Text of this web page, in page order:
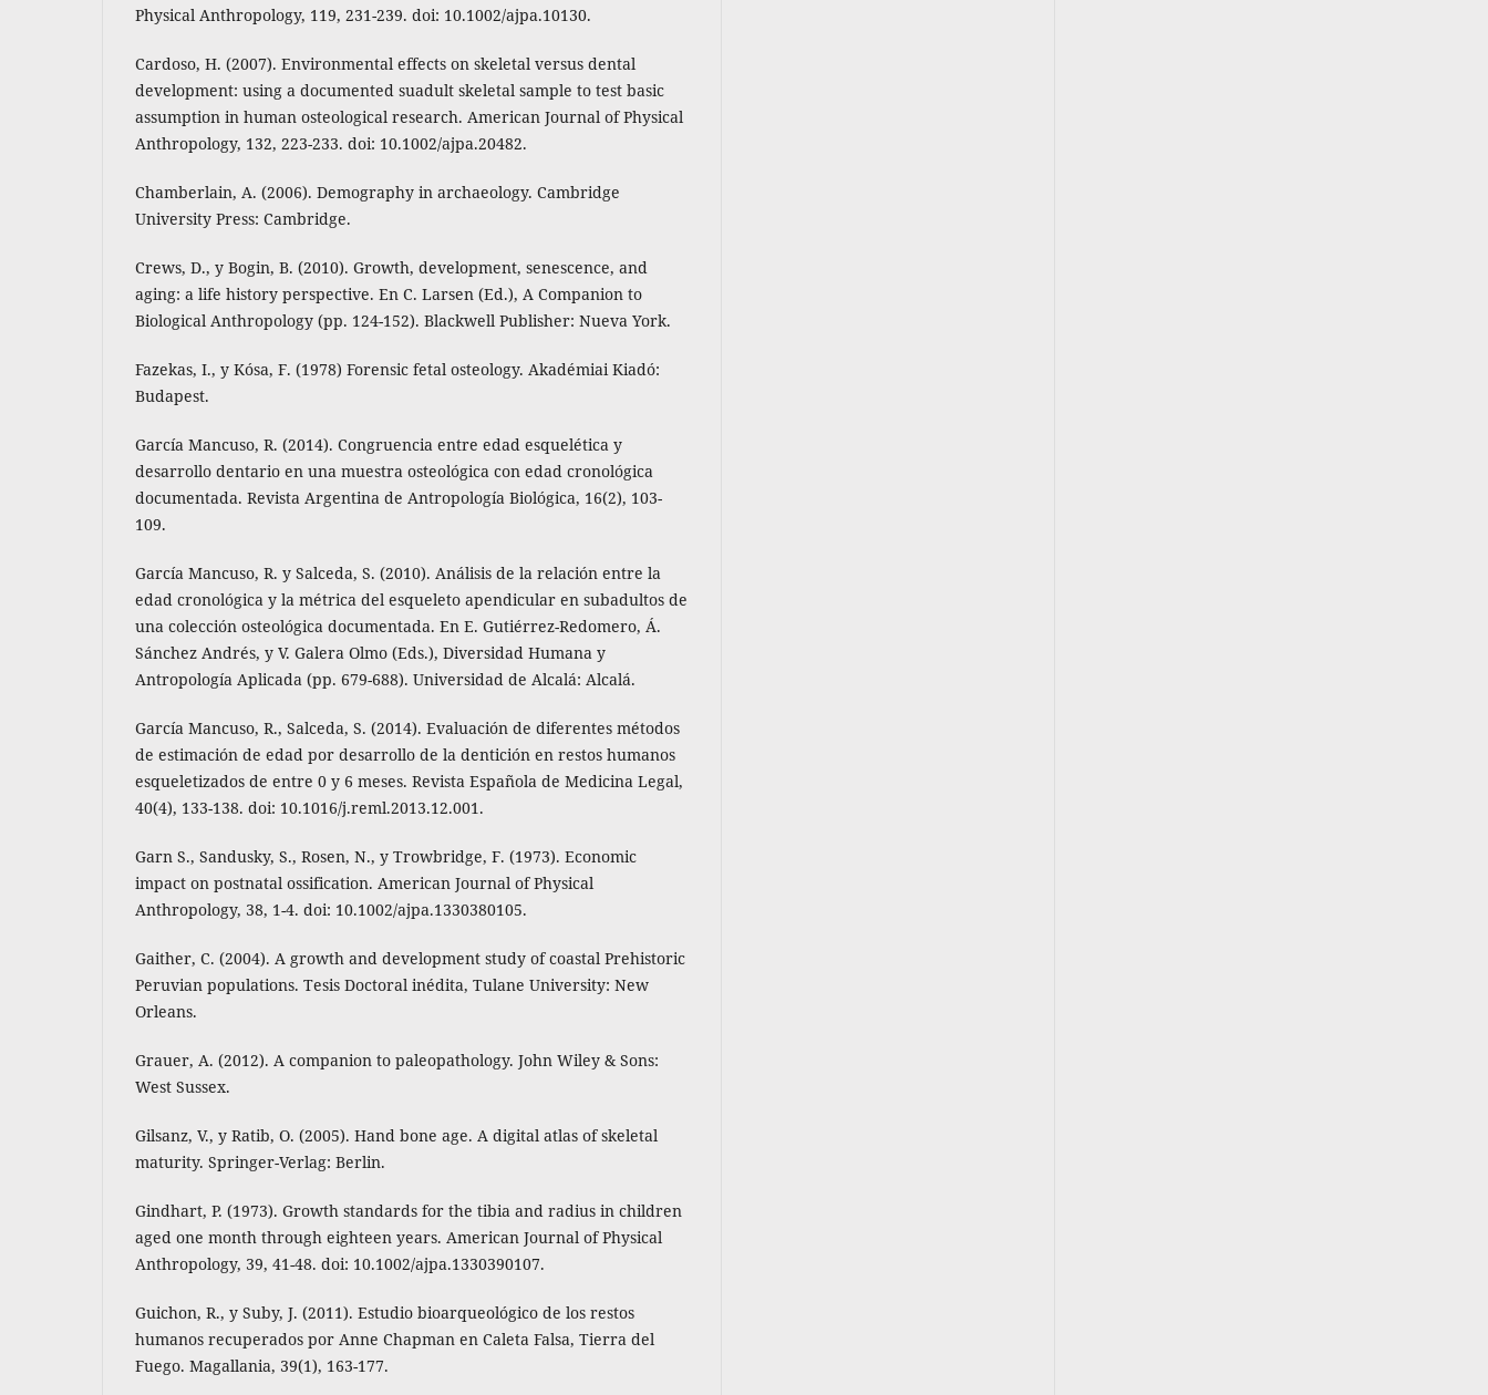
Physical Anthropology, 119, 231-239. doi: 10.1002/ajpa.10130.
Cardoso, H. (2007). Environmental effects on skeletal versus dental
development: using a documented suadult skeletal sample to test basic
assumption in human osteological research. American Journal of Physical
Anthropology, 132, 223-233. doi: 10.1002/ajpa.20482.
Chamberlain, A. (2006). Demography in archaeology. Cambridge
University Press: Cambridge.
Crews, D., y Bogin, B. (2010). Growth, development, senescence, and
aging: a life history perspective. En C. Larsen (Ed.), A Companion to
Biological Anthropology (pp. 124-152). Blackwell Publisher: Nueva York.
Fazekas, I., y Kósa, F. (1978) Forensic fetal osteology. Akadémiai Kiadó:
Budapest.
García Mancuso, R. (2014). Congruencia entre edad esquelética y
desarrollo dentario en una muestra osteológica con edad cronológica
documentada. Revista Argentina de Antropología Biológica, 16(2), 103-
109.
García Mancuso, R. y Salceda, S. (2010). Análisis de la relación entre la
edad cronológica y la métrica del esqueleto apendicular en subadultos de
una colección osteológica documentada. En E. Gutiérrez-Redomero, Á.
Sánchez Andrés, y V. Galera Olmo (Eds.), Diversidad Humana y
Antropología Aplicada (pp. 679-688). Universidad de Alcalá: Alcalá.
García Mancuso, R., Salceda, S. (2014). Evaluación de diferentes métodos
de estimación de edad por desarrollo de la dentición en restos humanos
esqueletizados de entre 0 y 6 meses. Revista Española de Medicina Legal,
40(4), 133-138. doi: 10.1016/j.reml.2013.12.001.
Garn S., Sandusky, S., Rosen, N., y Trowbridge, F. (1973). Economic
impact on postnatal ossification. American Journal of Physical
Anthropology, 38, 1-4. doi: 10.1002/ajpa.1330380105.
Gaither, C. (2004). A growth and development study of coastal Prehistoric
Peruvian populations. Tesis Doctoral inédita, Tulane University: New
Orleans.
Grauer, A. (2012). A companion to paleopathology. John Wiley & Sons:
West Sussex.
Gilsanz, V., y Ratib, O. (2005). Hand bone age. A digital atlas of skeletal
maturity. Springer-Verlag: Berlin.
Gindhart, P. (1973). Growth standards for the tibia and radius in children
aged one month through eighteen years. American Journal of Physical
Anthropology, 39, 41-48. doi: 10.1002/ajpa.1330390107.
Guichon, R., y Suby, J. (2011). Estudio bioarqueológico de los restos
humanos recuperados por Anne Chapman en Caleta Falsa, Tierra del
Fuego. Magallania, 39(1), 163-177.